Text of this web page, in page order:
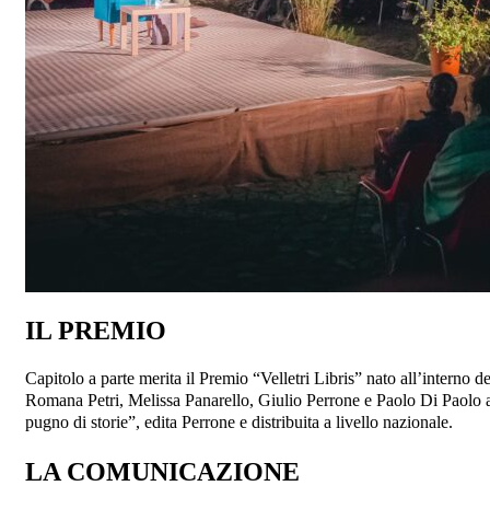
IL PREMIO
Capitolo a parte merita il Premio “Velletri Libris” nato all’interno
Romana Petri, Melissa Panarello, Giulio Perrone e Paolo Di
pugno di storie”, edita Perrone e distribuita a livello nazionale.
LA COMUNICAZIONE